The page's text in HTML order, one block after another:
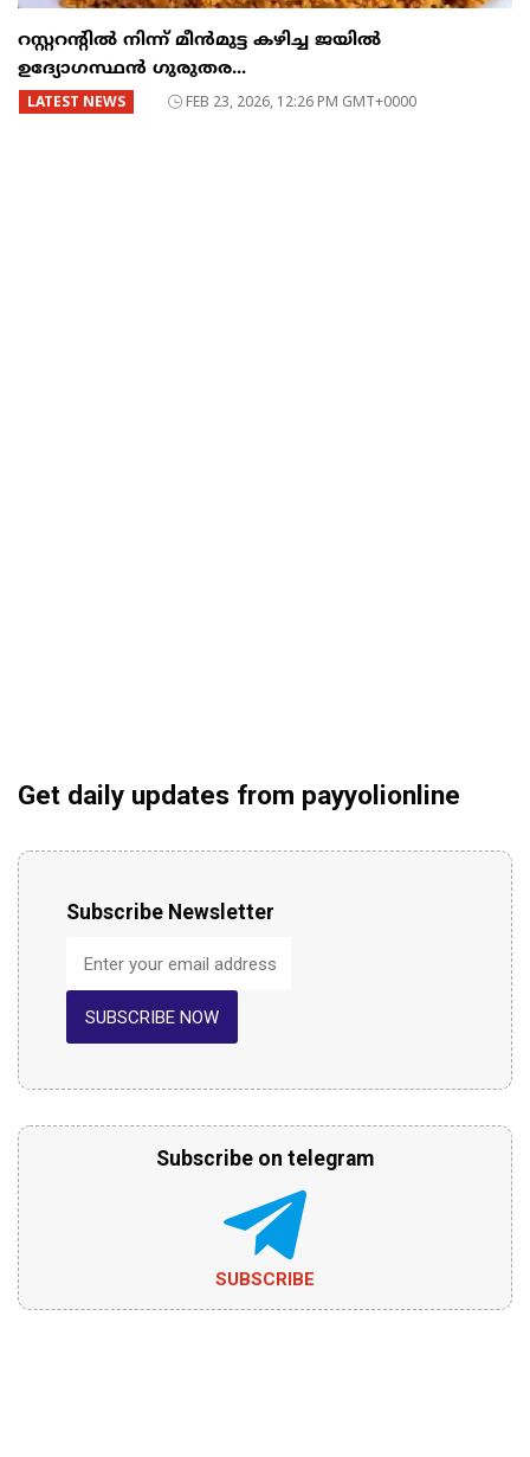
റസ്റ്ററന്റില്‍ നിന്ന് മീന്‍മുട്ട കഴിച്ച ജയില്‍
ഉദ്യോഗസ്ഥന്‍ ഗുരുതര...
LATEST NEWS FEB 23, 2026, 12:26 PM GMT+0000
Get daily updates from payyolionline
Subscribe Newsletter
SUBSCRIBE NOW
Subscribe on telegram
SUBSCRIBE